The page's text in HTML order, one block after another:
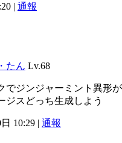
| 通報
たん Lv.68
でジンジャーミント異形
ジスどっち生成しよう
10:29 | 通報